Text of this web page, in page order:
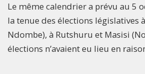
Le même calendrier a prévu au 5
la tenue des élections législatives
Ndombe), à Rutshuru et Masisi
élections n’avaient eu lieu en